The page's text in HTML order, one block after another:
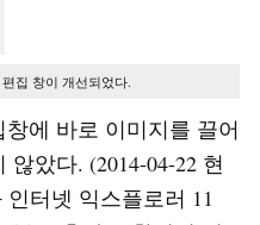
집 창이 개선되었다.
에 바로 이미지를 끌어
았다. (2014-04-22 현
터넷 익스플로러 11